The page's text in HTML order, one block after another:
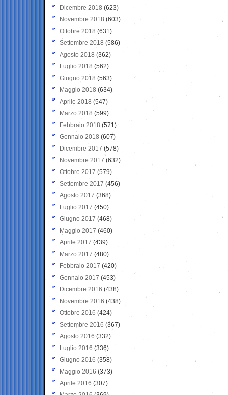
Dicembre 2018 (623)
Novembre 2018 (603)
Ottobre 2018 (631)
Settembre 2018 (586)
Agosto 2018 (362)
Luglio 2018 (562)
Giugno 2018 (563)
Maggio 2018 (634)
Aprile 2018 (547)
Marzo 2018 (599)
Febbraio 2018 (571)
Gennaio 2018 (607)
Dicembre 2017 (578)
Novembre 2017 (632)
Ottobre 2017 (579)
Settembre 2017 (456)
Agosto 2017 (368)
Luglio 2017 (450)
Giugno 2017 (468)
Maggio 2017 (460)
Aprile 2017 (439)
Marzo 2017 (480)
Febbraio 2017 (420)
Gennaio 2017 (453)
Dicembre 2016 (438)
Novembre 2016 (438)
Ottobre 2016 (424)
Settembre 2016 (367)
Agosto 2016 (332)
Luglio 2016 (336)
Giugno 2016 (358)
Maggio 2016 (373)
Aprile 2016 (307)